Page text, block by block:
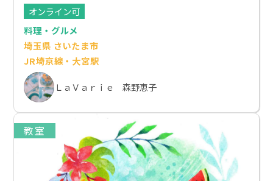
オンライン可
料理・グルメ
埼玉県 さいたま市
JR埼京線・大宮駅
ＬａＶａｒｉｅ 森野恵子
教室